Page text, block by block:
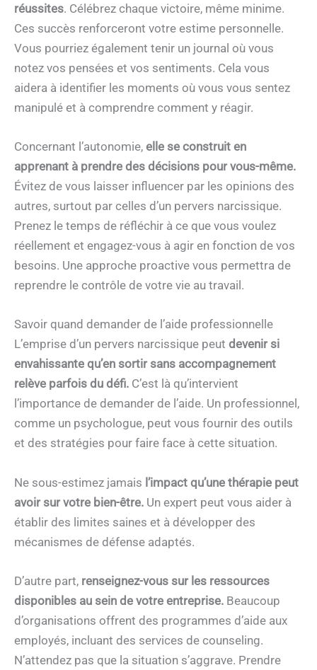
réussites. Célébrez chaque victoire, même minime.
Ces succès renforceront votre estime personnelle.
Vous pourriez également tenir un journal où vous
notez vos pensées et vos sentiments. Cela vous
aidera à identifier les moments où vous vous sentez
manipulé et à comprendre comment y réagir.
Concernant l’autonomie, elle se construit en
apprenant à prendre des décisions pour vous-même.
Évitez de vous laisser influencer par les opinions des
autres, surtout par celles d’un pervers narcissique.
Prenez le temps de réfléchir à ce que vous voulez
réellement et engagez-vous à agir en fonction de vos
besoins. Une approche proactive vous permettra de
reprendre le contrôle de votre vie au travail.
Savoir quand demander de l’aide professionnelle
L’emprise d’un pervers narcissique peut devenir si
envahissante qu’en sortir sans accompagnement
relève parfois du défi. C’est là qu’intervient
l’importance de demander de l’aide. Un professionnel,
comme un psychologue, peut vous fournir des outils
et des stratégies pour faire face à cette situation.
Ne sous-estimez jamais l’impact qu’une thérapie peut
avoir sur votre bien-être. Un expert peut vous aider à
établir des limites saines et à développer des
mécanismes de défense adaptés.
D’autre part, renseignez-vous sur les ressources
disponibles au sein de votre entreprise. Beaucoup
d’organisations offrent des programmes d’aide aux
employés, incluant des services de counseling.
N’attendez pas que la situation s’aggrave. Prendre